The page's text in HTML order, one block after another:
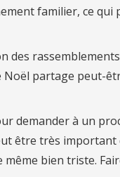
familier, ce qui
des
partage peut-
demander à un
être très
bien triste.